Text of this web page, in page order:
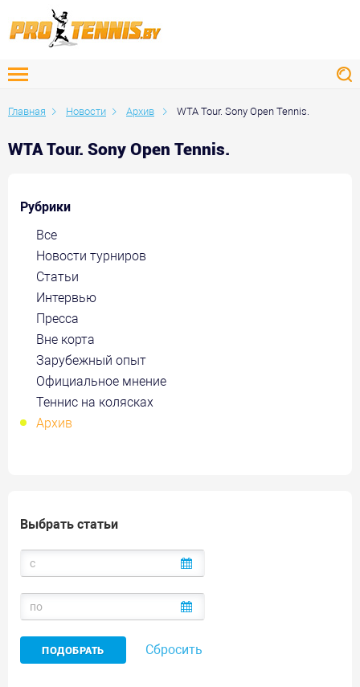
Главная Новости Архив WTA Tour. Sony Open Tennis.
WTA Tour. Sony Open Tennis.
Рубрики
Все
Новости турниров
Статьи
Интервью
Пресса
Вне корта
Зарубежный опыт
Официальное мнение
Теннис на колясках
Архив
Выбрать статьи
Сбросить